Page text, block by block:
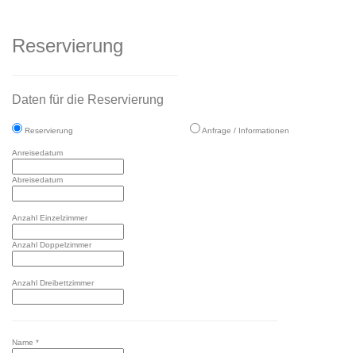
Reservierung
Daten für die Reservierung
Reservierung Anfrage / Informationen
Anreisedatum
Abreisedatum
Anzahl Einzelzimmer
Anzahl Doppelzimmer
Anzahl Dreibettzimmer
Name *